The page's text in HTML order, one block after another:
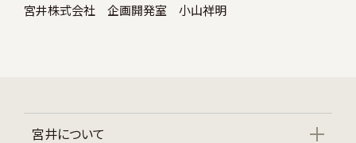
宮井株式会社 企画開発室 小山祥明
宮井について